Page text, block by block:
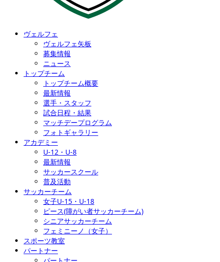
ヴェルフェ
ヴェルフェ矢板
募集情報
ニュース
トップチーム
トップチーム概要
最新情報
選手・スタッフ
試合日程・結果
マッチデープログラム
フォトギャラリー
アカデミー
U-12・U-8
最新情報
サッカースクール
普及活動
サッカーチーム
女子U-15・U-18
ピース(障がい者サッカーチーム)
シニアサッカーチーム
フェミニーノ（女子）
スポーツ教室
パートナー